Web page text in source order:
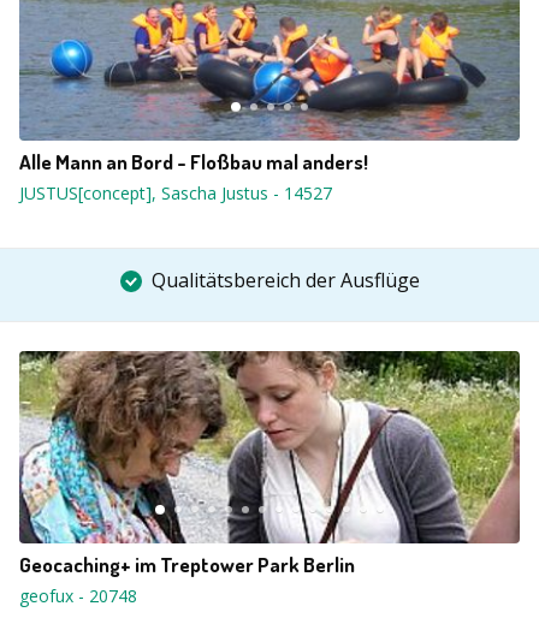
Alle Mann an Bord - Floßbau mal anders!
JUSTUS[concept], Sascha Justus - 14527
Qualitätsbereich der Ausflüge
Geocaching+ im Treptower Park Berlin
geofux - 20748